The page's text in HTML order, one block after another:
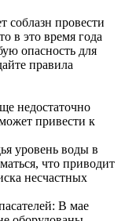
соблазн провести
в это время года
опасность для
правила
недостаточно
привести к
уровень воды в
что приводит
несчастных
В мае